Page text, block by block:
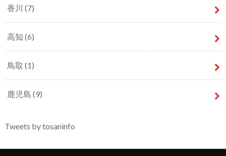
香川 (7)
高知 (6)
鳥取 (1)
鹿児島 (9)
Tweets by tosaninfo